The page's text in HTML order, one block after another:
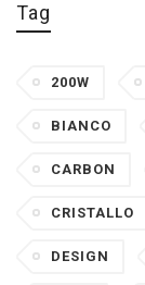
Tag
200W
BIANCO
CARBON
CRISTALLO
DESIGN